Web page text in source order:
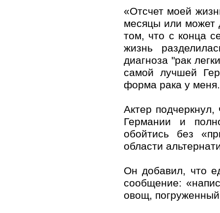
«Отсчет моей
месяцы или может
том, что с конца
жизнь
диагноза "рак
самой лучшей
форма рака у
Актер
Германии и
обойтись без
области
Он добавил, что
сообщение:
овощ,